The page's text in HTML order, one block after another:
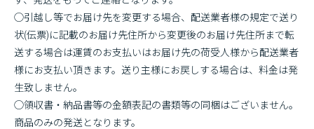
◯引越し等でお届け先を変更する場合、配送業者様の規定で送り
状(伝票)に記載のお届け先住所から変更後のお届け先住所まで転
送する場合は運賃のお支払いはお届け先の荷受人様から配送業者
様にお支払い頂きます。送り主様にお戻しする場合は、料金は発
生致しません。
◯領収書・納品書等の金額表記の書類等の同梱はございません。
商品のみの発送となります。